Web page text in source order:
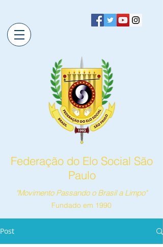
Federação do Elo Social São
Paulo
"Movimento Passando o Brasil a Limpo"
Fundado em 1990
Post